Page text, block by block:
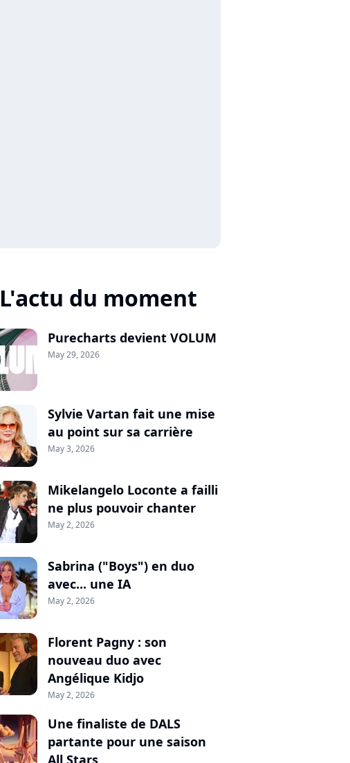
L'actu du moment
Purecharts devient VOLUM
May 29, 2026
Sylvie Vartan fait une mise
au point sur sa carrière
May 3, 2026
Mikelangelo Loconte a failli
ne plus pouvoir chanter
May 2, 2026
Sabrina ("Boys") en duo
avec... une IA
May 2, 2026
Florent Pagny : son
nouveau duo avec
Angélique Kidjo
May 2, 2026
Une finaliste de DALS
partante pour une saison